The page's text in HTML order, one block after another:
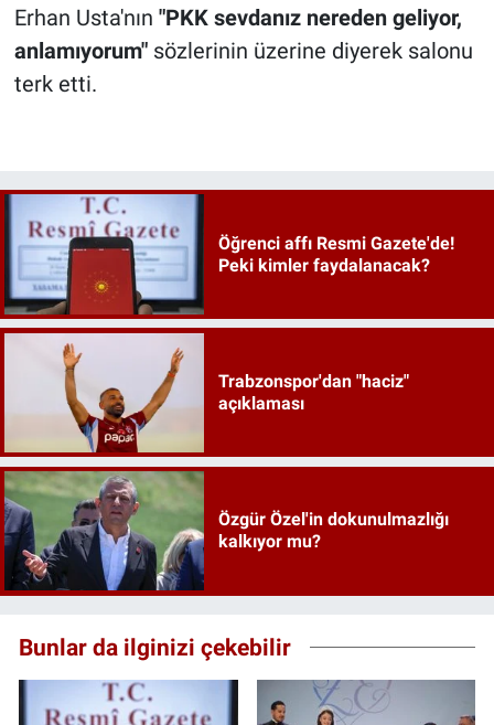
Erhan Usta'nın "PKK sevdanız nereden geliyor,
anlamıyorum"sözlerinin üzerine diyerek salonu
terk etti.
Öğrenci affı Resmi Gazete'de!
Peki kimler faydalanacak?
Trabzonspor'dan "haciz"
açıklaması
Özgür Özel'in dokunulmazlığı
kalkıyor mu?
Bunlar da ilginizi çekebilir